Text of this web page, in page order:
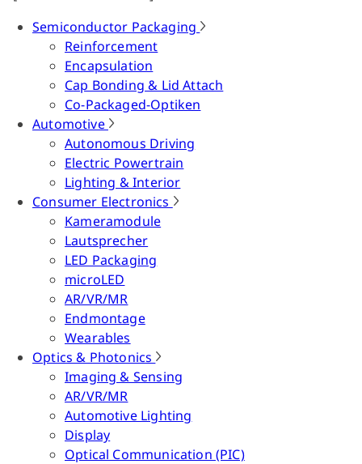
Semiconductor Packaging
Reinforcement
Encapsulation
Cap Bonding & Lid Attach
Co-Packaged-Optiken
Automotive
Autonomous Driving
Electric Powertrain
Lighting & Interior
Consumer Electronics
Kameramodule
Lautsprecher
LED Packaging
microLED
AR/VR/MR
Endmontage
Wearables
Optics & Photonics
Imaging & Sensing
AR/VR/MR
Automotive Lighting
Display
Optical Communication (PIC)